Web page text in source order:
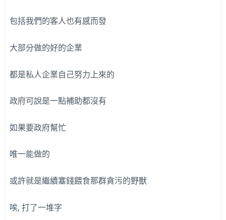
包括我們的客人也有感而發
大部分做的好的企業
都是私人企業自己努力上來的
政府可說是一點補助都沒有
如果要政府幫忙
唯一能做的
或許就是繼續塞錢餵食那群貪污的野獸
唉, 打了一堆字